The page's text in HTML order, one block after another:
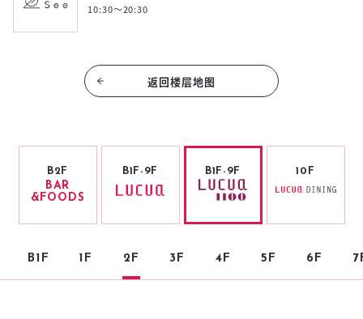
10:30～20:30
返回楼层地图
B2F
BAR
&FOODS
B1F-9F B1F-9F
B1F 1F 2F 3F 4F 5F 6F
10F